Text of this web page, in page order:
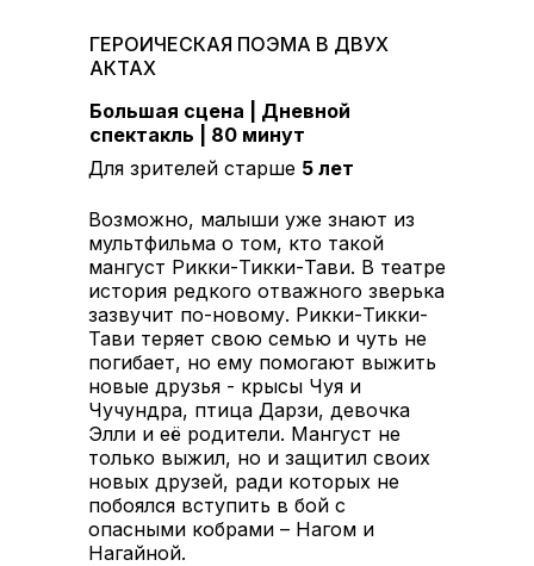
Возможно, малыши уже знают из
мультфильма о том, кто такой
мангуст Рикки-Тикки-Тави. В театре
история редкого отважного зверька
зазвучит по-новому. Рикки-Тикки-
Тави теряет свою семью и чуть не
погибает, но ему помогают выжить
новые друзья - крысы Чуя и
Чучундра, птица Дарзи, девочка
Элли и её родители. Мангуст не
только выжил, но и защитил своих
новых друзей, ради которых не
побоялся вступить в бой с
опасными кобрами – Нагом и
Нагайной.
ГЕРОИЧЕСКАЯ ПОЭМА В ДВУХ
АКТАХ
Большая сцена | Дневной
спектакль | 80 минут
Для зрителей старше 5 лет